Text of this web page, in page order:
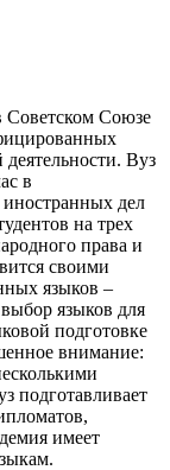
Советском Союзе
Вуз
в
дел
на трех
права и
своими
языков –
языков для
подготовке
внимание:
подготавливает
имеет